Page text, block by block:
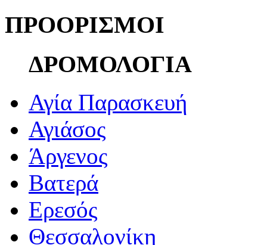
ΠΡΟΟΡΙΣΜΟΙ
ΔΡΟΜΟΛΟΓΙΑ
Αγία Παρασκευή
Αγιάσος
Άργενος
Βατερά
Ερεσός
Θεσσαλονίκη